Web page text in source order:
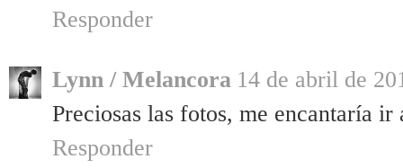
Responder
Lynn / Melancora 14 de abril de
Preciosas las fotos, me encantaría ir
Responder